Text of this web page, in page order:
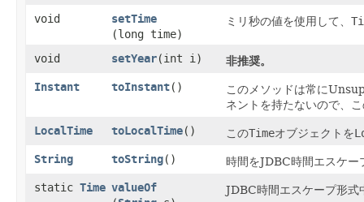
void setTime
(long time)
ミリ秒の値を使用して、
void setYear​(int i) 非推奨。
Instant toInstant()
このメソッドは常に
ネントを持たないので、
LocalTime toLocalTime() このTimeオブジェクトを
String
toString() 時間をJDBC時間エスケ
static Time valueOf JDBC時間エスケープ形式